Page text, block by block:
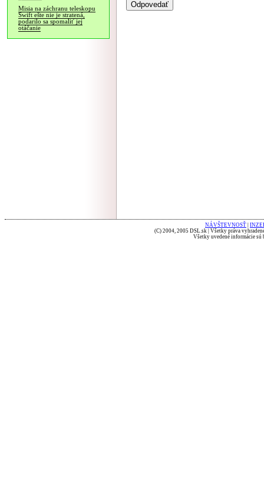
Misia na záchranu teleskopu
Swift ešte nie je stratená,
podarilo sa spomaliť jej
otáčanie
NÁVŠTEVNOSŤ
(C) 2004, 2005 DSL.sk | Všetky práva
Všetky uvedené informácie sú